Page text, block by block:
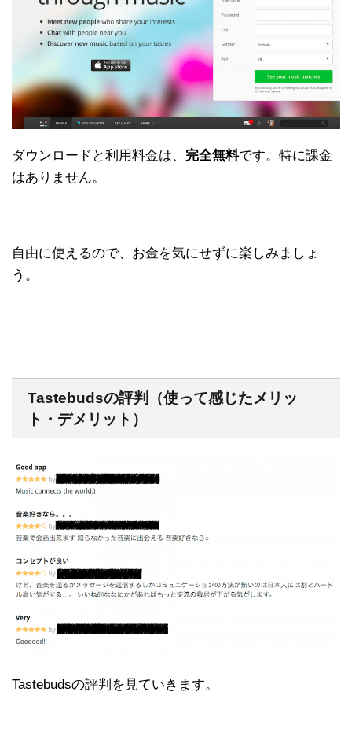
ダウンロードと利用料金は、 完全無料です。特に課金
はありません。
自由に使えるので、お金を気にせずに楽しみましょ
う。
Tastebudsの評判（使って感じたメリッ
ト・デメリット）
Tastebudsの評判を見ていきます。